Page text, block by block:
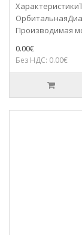
Производимая
0.00€
Без НДС: 0.00€